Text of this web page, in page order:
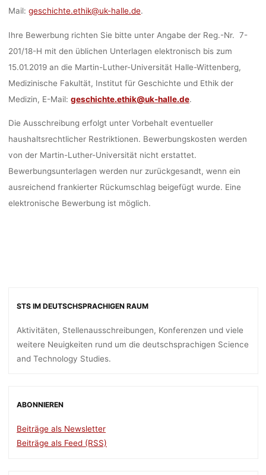
Mail: geschichte.ethik@uk-halle.de.
Ihre Bewerbung richten Sie bitte unter Angabe der Reg.-Nr. 7-
201/18-H mit den üblichen Unterlagen elektronisch bis zum
15.01.2019 an die Martin-Luther-Universität Halle-Wittenberg,
Medizinische Fakultät, Institut für Geschichte und Ethik der
Medizin, E-Mail: geschichte.ethik@uk-halle.de.
Die Ausschreibung erfolgt unter Vorbehalt eventueller
haushaltsrechtlicher Restriktionen. Bewerbungskosten werden
von der Martin-Luther-Universität nicht erstattet.
Bewerbungsunterlagen werden nur zurückgesandt, wenn ein
ausreichend frankierter Rückumschlag beigefügt wurde. Eine
elektronische Bewerbung ist möglich.
STS IM DEUTSCHSPRACHIGEN RAUM
Aktivitäten, Stellenausschreibungen, Konferenzen und viele
weitere Neuigkeiten rund um die deutschsprachigen Science
and Technology Studies.
ABONNIEREN
Beiträge als Newsletter
Beiträge als Feed (RSS)